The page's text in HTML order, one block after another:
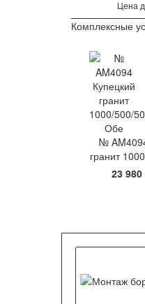
Цена
Комплексные
№
гранит
23 980